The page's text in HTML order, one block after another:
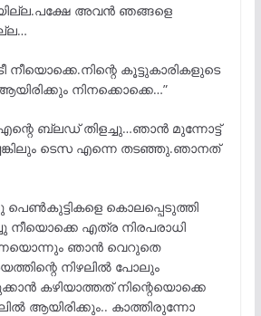
അവൻ ഞങ്ങളെ
നീയൊക്കെ.നിന്റെ കൂട്ടുകാരികളുടെ
നിനക്കൊക്കെ…”
ബ്ലഡ് തിളച്ചു…ഞാൻ മുന്നോട്ട്
ടെസ എന്നെ തടഞ്ഞു.ഞാനത്
പെൺകുട്ടികളെ കൊലപ്പെടുത്തി
നീയൊക്കെ എത്ര നിരപരാധി
ഞാൻ വെറുതെ
നിഴലിൽ പോലും
കഴിയാത്തത് നിന്റെയൊക്കെ
ആയിരിക്കും.. കാത്തിരുന്നോ